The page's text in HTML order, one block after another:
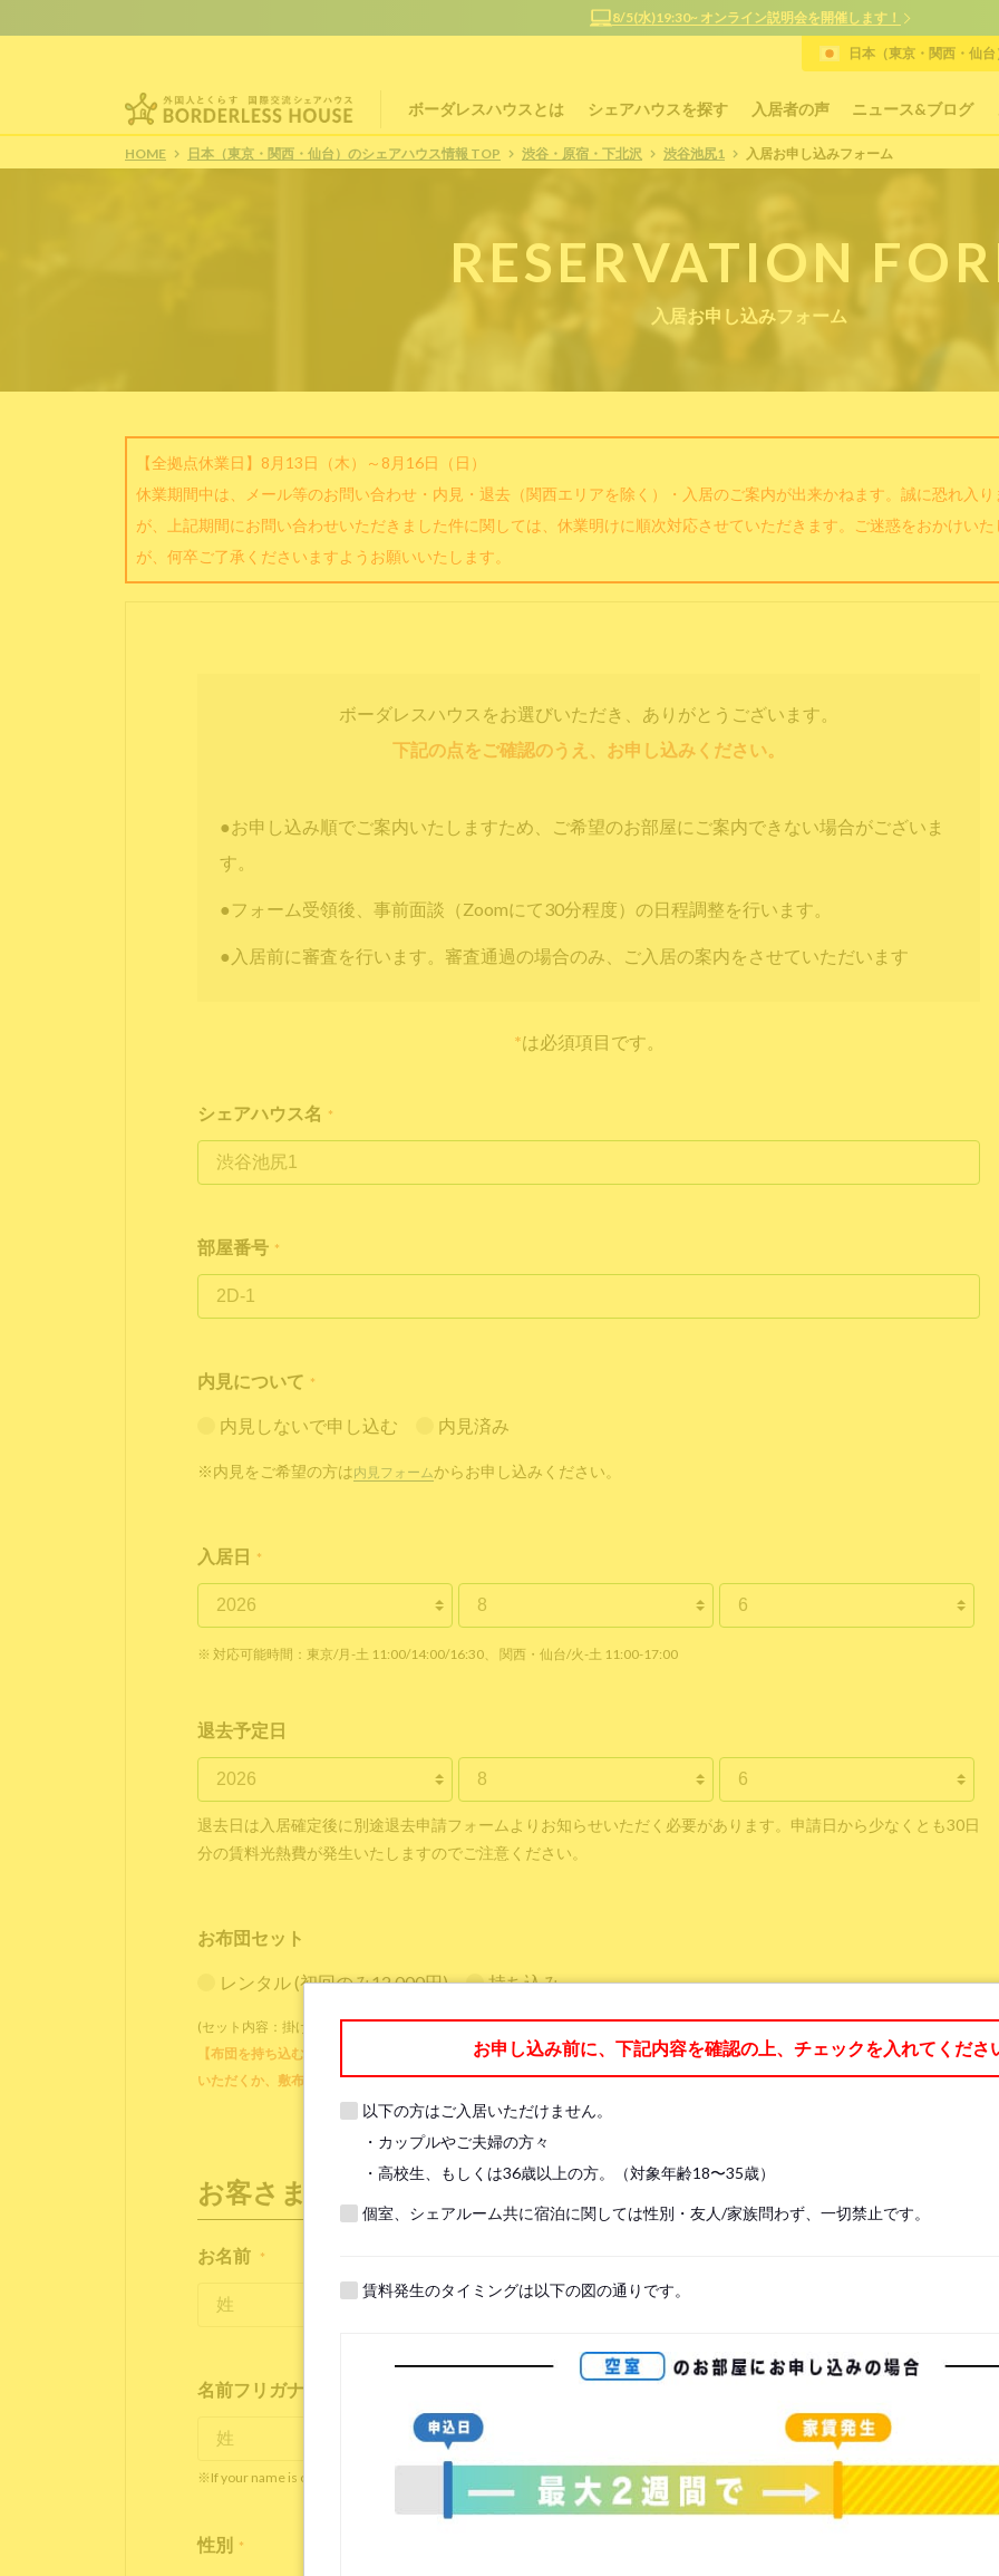
8/5(水)19:30~ オンライン説明会を開催します！
ボーダレスハウスとは シェアハウスを探す 入居者の声 ニュース&ブログ
日本（東京・関西・仙
HOME 日本（東京・関西・仙台）のシェアハウス情報 TOP 渋谷・原宿・下北沢 渋谷池尻1 入居お申し込みフォーム
RESERVATION
入居お申し込みフォーム
【全拠点休業日】8月13日（木）～8月16日（日）
休業期間中は、メール等のお問い合わせ・内見・退去（関西エリアを除く）・入居のご案内が出来かねます。誠に恐れ入り
が、上記期間にお問い合わせいただきました件に関しては、休業明けに順次対応させていただきます。ご迷惑をおかけいた
が、何卒ご了承くださいますようお願いいたします。
ボーダレスハウスをお選びいただき、ありがとうございます。
下記の点をご確認のうえ、お申し込みください。
●お申し込み順でご案内いたしますため、ご希望のお部屋にご案内できない場合がございま
す。
●フォーム受領後、事前面談（Zoomにて30分程度）の日程調整を行います。
●入居前に審査を行います。審査通過の場合のみ、ご入居の案内をさせていただいます
*は必須項目です。
シェアハウス名 *
部屋番号 *
内見について *
内見しないで申し込む 内見済み
※内見をご希望の方は 内見フォームからお申し込みください。
入居日 *
※ 対応可能時間：東京/月-土 11:00/14:00/16:30、 関西・仙台/火-土 11:00-17:00
退去予定日
退去日は入居確定後に別途退去申請フォームよりお知らせいただく必要があります。申請日から少なくとも30日
分の賃料光熱費が発生いたしますのでご注意ください。
お布団セット
レンタル (初回のみ12,000円) 持ち込み
(セット内容：掛け布団、掛け布団カバー、ブランケット、枕、枕カバー、ベッドパッド、シーツの7点)
【布団を持ち込む方】各ベッドに備え付けのマットレスに直接寝ることはできません。 必ずベッドパッド を敷き、シーツをご使用
いただくか、敷布団をご用意ください。他に、枕や掛け布団をご持参ください。
お客さま情報
お名前 *
名前フリガナ(ローマ字)
※If your name is originally spelled in roman letters, please write your name again.
性別 *
お申し込み前に、下記内容を確認の上、チェックを入れてくださ
以下の方はご入居いただけません。
・カップルやご夫婦の方々
・高校生、もしくは36歳以上の方。（対象年齢18〜35歳）
個室、シェアルーム共に宿泊に関しては性別・友人/家族問わず、一切禁止です。
賃料発生のタイミングは以下の図の通りです。